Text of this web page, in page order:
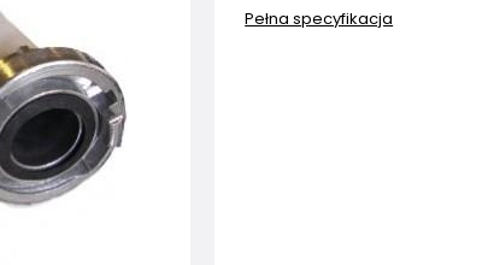
Pełna specyfikacja